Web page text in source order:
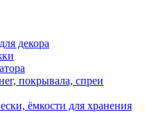
декора
покрывала, спреи
ёмкости для хранения